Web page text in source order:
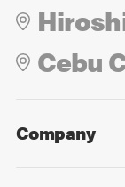
Cebu
Company